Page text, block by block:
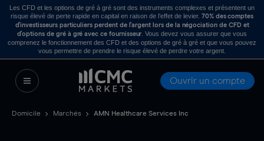
Les CFD et les options de gré à gré sont des instruments complexes et présentent un
risque élevé de perte rapide en capital en raison de l’effet de levier. 70% des comptes
d’investisseurs particuliers perdent de l’argent lors de la négociation de CFD et
d’options de gré à gré avec ce fournisseur . Vous devez vous assurer que vous
comprenez le fonctionnement des CFD et des options de gré à gré et que vous pouvez
vous permettre de prendre le risque élevé de perdre votre argent.
Ouvrir un compte
Domicile Marchés AMN Healthcare Services Inc